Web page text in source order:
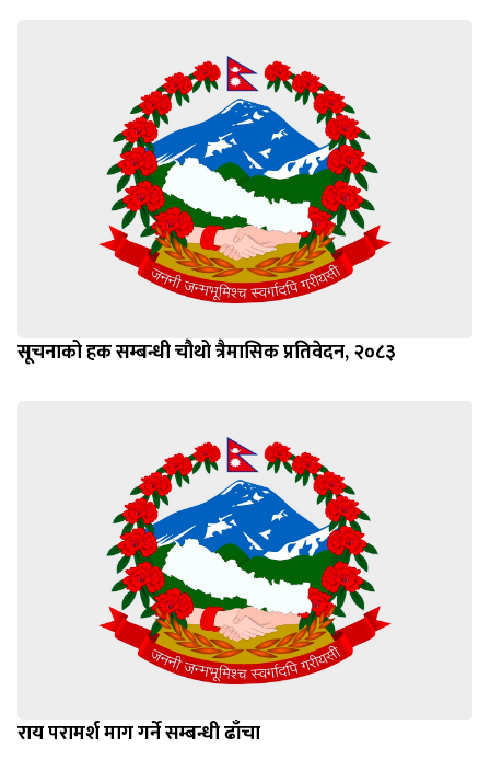
सूचनाको हक सम्बन्धी चौथो त्रैमासिक प्रतिवेदन, २०८३
राय परामर्श माग गर्ने सम्बन्धी ढाँचा